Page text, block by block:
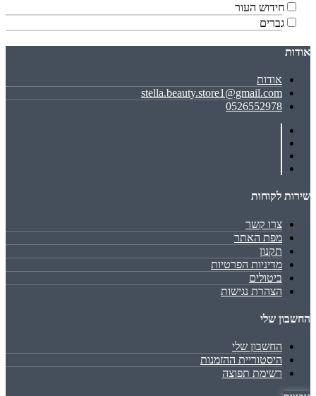
חידוש העור
גברים
אודות
אודות
stella.beauty.store1@gmail.com
0526552978
שירות לקוחות
צרו קשר
מפת האתר
תקנון
מדיניות הפרטיות
ביטולים
הצהרת נגישות
החשבון שלי
החשבון שלי
היסטוריית ההזמנות
רשימת תפוצה